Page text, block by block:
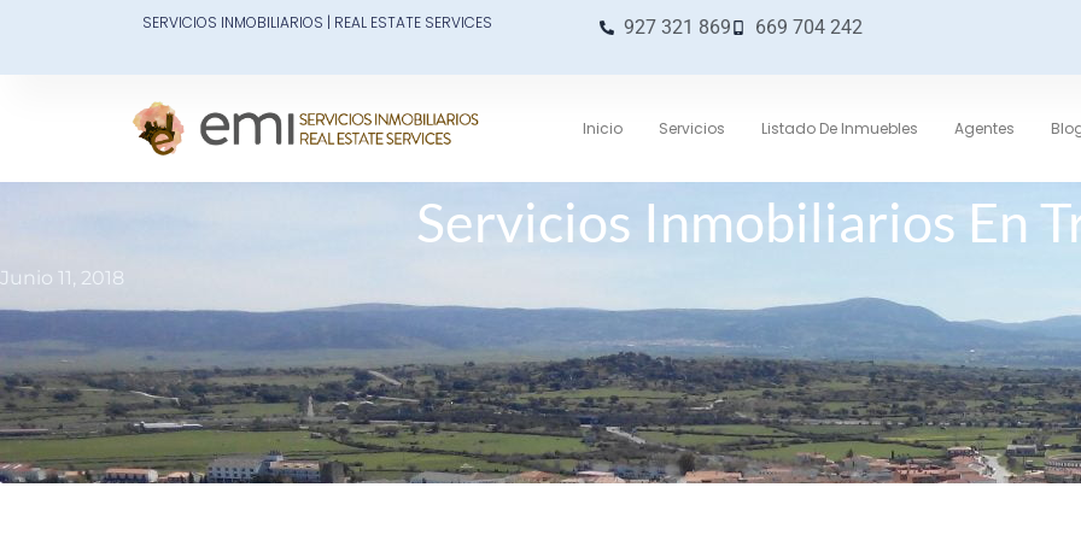
contenido
SERVICIOS INMOBILIARIOS | REAL ESTATE SERVICES 927 321 869 669 704 242
Inicio Servicios Listado De Inmuebles Agentes
Servicios Inmobiliarios En
Junio 11, 2018